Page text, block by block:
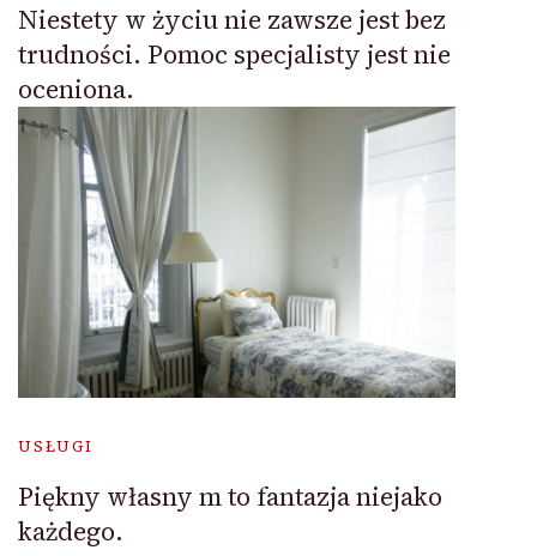
Niestety w życiu nie zawsze jest bez
trudności. Pomoc specjalisty jest nie
oceniona.
USŁUGI
Piękny własny m to fantazja niejako
każdego.